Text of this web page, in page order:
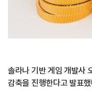
솔라나 기반 게임 개발사
감축을 진행한다고 발표